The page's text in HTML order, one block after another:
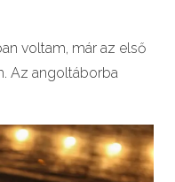
voltam, már az első
Az angoltáborba